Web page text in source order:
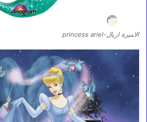
الاميرة اريال-princess ariel